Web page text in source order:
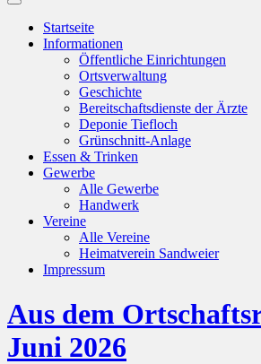
Suchfeld
ein-/ausblenden
Startseite
Informationen
Öffentliche Einrichtungen
Ortsverwaltung
Geschichte
Bereitschaftsdienste der Ärzte
Deponie Tiefloch
Grünschnitt-Anlage
Essen & Trinken
Gewerbe
Alle Gewerbe
Handwerk
Vereine
Alle Vereine
Heimatverein Sandweier
Impressum
Aus dem
Juni 2026